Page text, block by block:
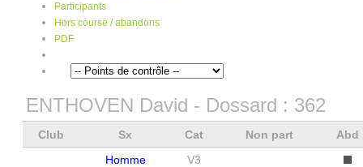
Participants
Hors course / abandons
PDF
ENTHOVEN David - Dossard : 362
Club Sx Cat Non part
Abd
Homme
V3